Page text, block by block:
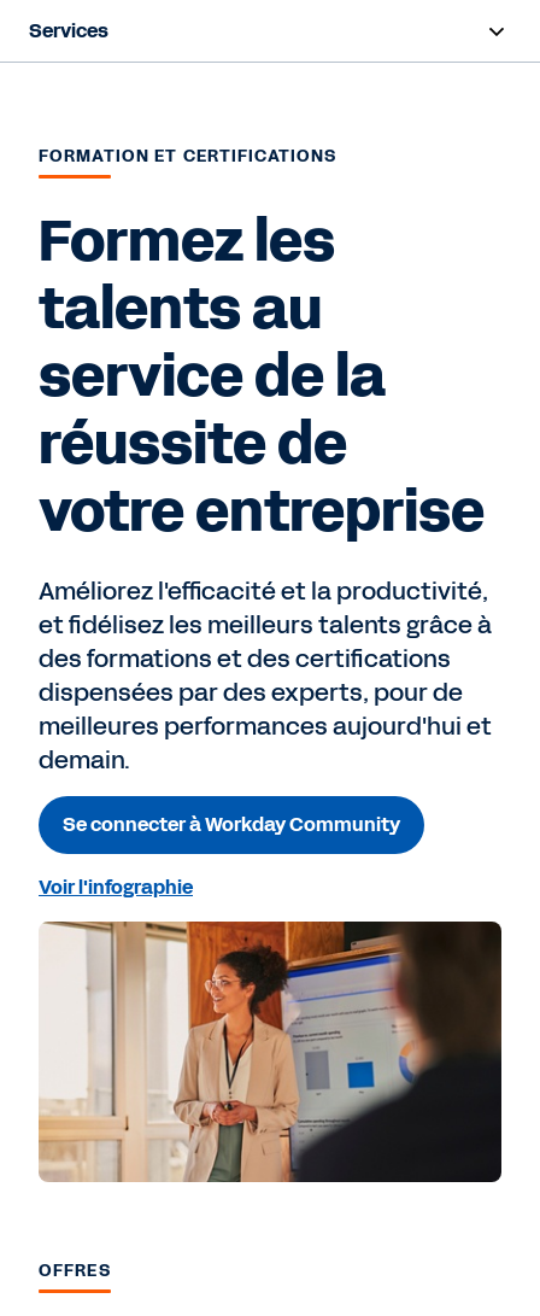
Services
Déploiement
Workday Success Plans
Support
FORMATION ET CERTIFICATIONS
Formez les
talents au
service de la
réussite de
votre entreprise
Améliorez l'efficacité et la productivité,
et fidélisez les meilleurs talents grâce à
des formations et des certifications
dispensées par des experts, pour de
meilleures performances aujourd'hui et
demain.
Se connecter à Workday Community
Voir l'infographie
OFFRES